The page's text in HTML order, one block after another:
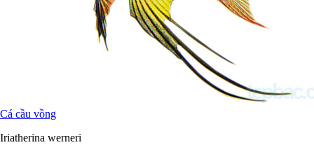
Cá cầu vồng
Iriatherina werneri